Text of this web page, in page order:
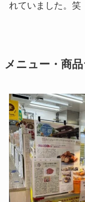
れていました。笑
メニュー・商